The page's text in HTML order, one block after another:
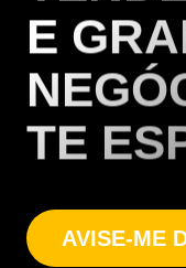
E
TE
AVISE-ME